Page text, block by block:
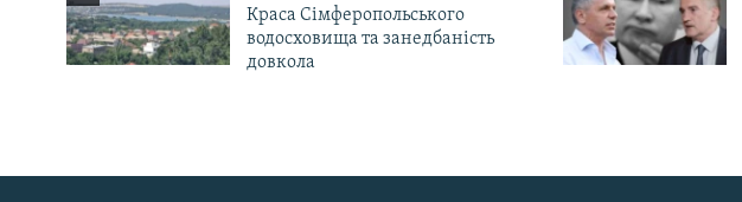
Русский
Краса Сімферопольського
водосховища та занедбаність
довкола